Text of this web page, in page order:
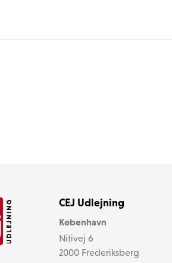
CEJ Udlejning
København
Nitivej 6
2000 Frederiksberg